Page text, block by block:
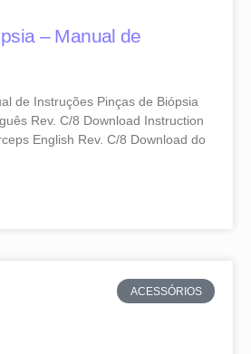
– Manual de
de Instruções Pinças de Biópsia
Rev. C/8 Download Instruction
English Rev. C/8 Download do
ACESSÓRIOS